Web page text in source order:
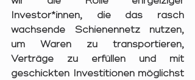
Investor*innen, die das rasch
wachsende Schienennetz nutzen,
um Waren zu transportieren,
Verträge zu erfüllen und mit
geschickten Investitionen möglichst